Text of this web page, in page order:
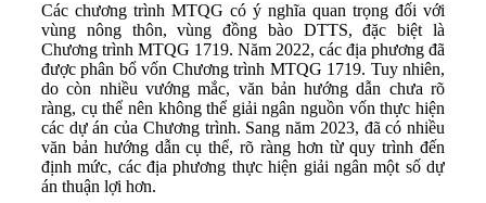
Các chương trình MTQG có ý nghĩa quan trọng đối với
vùng nông thôn, vùng đồng bào DTTS, đặc biệt là
Chương trình MTQG 1719. Năm 2022, các địa phương đã
được phân bổ vốn Chương trình MTQG 1719. Tuy nhiên,
do còn nhiều vướng mắc, văn bản hướng dẫn chưa rõ
ràng, cụ thể nên không thể giải ngân nguồn vốn thực hiện
các dự án của Chương trình. Sang năm 2023, đã có nhiều
văn bản hướng dẫn cụ thể, rõ ràng hơn từ quy trình đến
định mức, các địa phương thực hiện giải ngân một số dự
án thuận lợi hơn.